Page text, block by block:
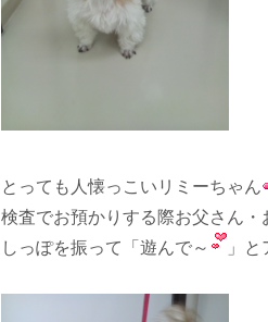
とっても人懐っこいリミーちゃん
検査でお預かりする際お父さん
しっぽを振って「遊んで～
」